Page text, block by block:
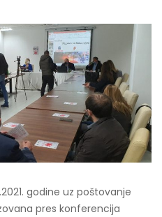
godine uz poštovanje
pres konferencija